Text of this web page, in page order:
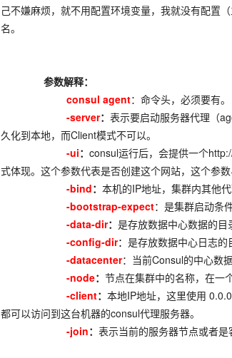
己不嫌麻烦，就不用配置环境变量，我就没有配置
名。
参数解释：
consul agent：命令头，必须要有。
-server： 表示要启动服务器代理（
久化到本地，而Client模式不可以。
-ui： consul运行后，会提供一个
式体现。这个参数代表是否创建这个网站，这个参数
-bind： 本机的IP地址，集群内其他
-bootstrap-expect：是集群启动条
-data-dir： 是存放数据中心数据的目
-config-dir： 是存放数据中心日志的
-datacenter：当前Consul的中心数
-node： 节点在集群中的名称，在一
-client： 本地IP地址，这里使用
都可以访问到这台机器的consul代理服务器。
-join： 表示当前的服务器节点或者是